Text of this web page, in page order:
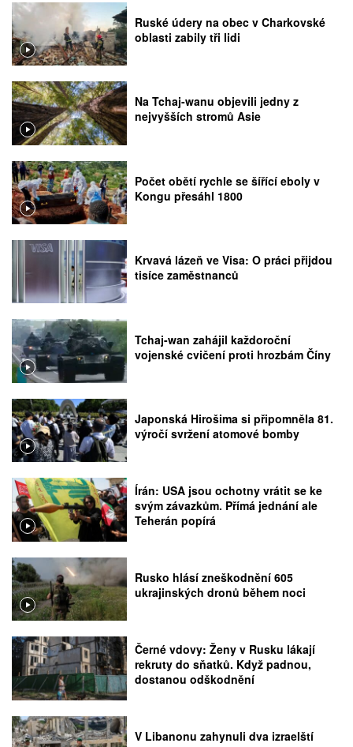
Ruské údery na obec v Charkovské
oblasti zabily tři lidi
Na Tchaj-wanu objevili jedny z
nejvyšších stromů Asie
Počet obětí rychle se šířící eboly v
Kongu přesáhl 1800
Krvavá lázeň ve Visa: O práci přijdou
tisíce zaměstnanců
Tchaj-wan zahájil každoroční
vojenské cvičení proti hrozbám Číny
Japonská Hirošima si připomněla 81.
výročí svržení atomové bomby
Írán: USA jsou ochotny vrátit se ke
svým závazkům. Přímá jednání ale
Teherán popírá
Rusko hlásí zneškodnění 605
ukrajinských dronů během noci
Černé vdovy: Ženy v Rusku lákají
rekruty do sňatků. Když padnou,
dostanou odškodnění
V Libanonu zahynuli dva izraelští